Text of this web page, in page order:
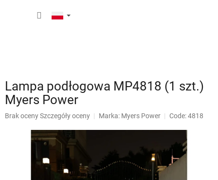
Lampa podłogowa MP4818 (1 szt.)
Myers Power
Średnia
produktu
Brak ocenySzczegóły oceny Marka: Myers Power Code: 4818